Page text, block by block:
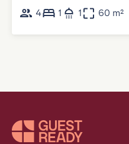
4
1 1 60 m²